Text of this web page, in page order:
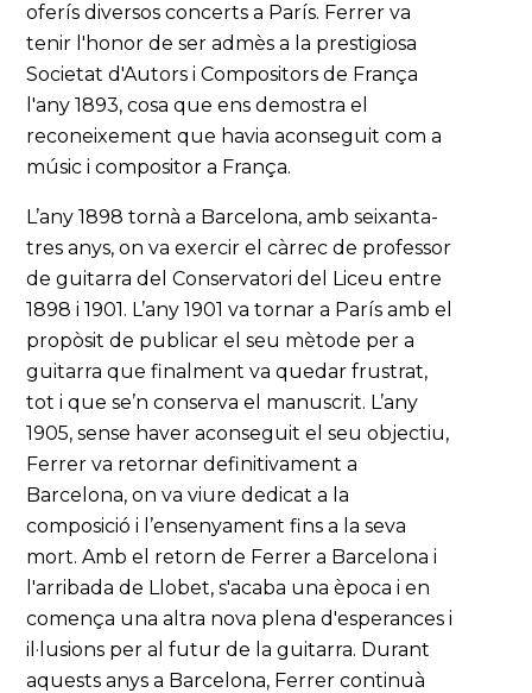
oferís diversos concerts a París. Ferrer va
tenir l'honor de ser admès a la prestigiosa
Societat d'Autors i Compositors de França
l'any 1893, cosa que ens demostra el
reconeixement que havia aconseguit com a
músic i compositor a França.
L’any 1898 tornà a Barcelona, amb seixanta-
tres anys, on va exercir el càrrec de professor
de guitarra del Conservatori del Liceu entre
1898 i 1901. L’any 1901 va tornar a París amb el
propòsit de publicar el seu mètode per a
guitarra que finalment va quedar frustrat,
tot i que se’n conserva el manuscrit. L’any
1905, sense haver aconseguit el seu objectiu,
Ferrer va retornar definitivament a
Barcelona, on va viure dedicat a la
composició i l’ensenyament fins a la seva
mort. Amb el retorn de Ferrer a Barcelona i
l'arribada de Llobet, s'acaba una època i en
comença una altra nova plena d'esperances i
il·lusions per al futur de la guitarra. Durant
aquests anys a Barcelona, Ferrer continuà